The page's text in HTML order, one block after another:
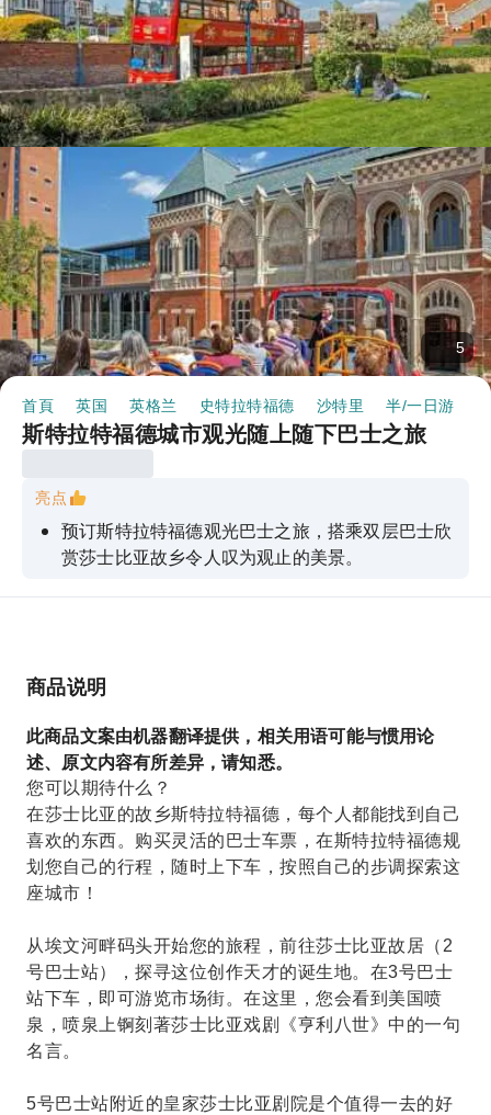
5
首頁 英国 英格兰 史特拉特福德 沙特里 半/一日游
斯特拉特福德城市观光随上随下巴士之旅
亮点
预订斯特拉特福德观光巴士之旅，搭乘双层巴士欣
赏莎士比亚故乡令人叹为观止的美景。
商品说明
此商品文案由机器翻译提供，相关用语可能与惯用论
述、原文内容有所差异，请知悉。
您可以期待什么？
在莎士比亚的故乡斯特拉特福德，每个人都能找到自己
喜欢的东西。购买灵活的巴士车票，在斯特拉特福德规
划您自己的行程，随时上下车，按照自己的步调探索这
座城市！
从埃文河畔码头开始您的旅程，前往莎士比亚故居（2
号巴士站），探寻这位创作天才的诞生地。在3号巴士
站下车，即可游览市场街。在这里，您会看到美国喷
泉，喷泉上锕刻著莎士比亚戏剧《亨利八世》中的一句
名言。
5号巴士站附近的皇家莎士比亚剧院是个值得一去的好